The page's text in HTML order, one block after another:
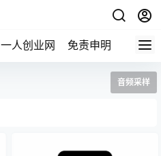
一人创业网 免责申明
音频采样